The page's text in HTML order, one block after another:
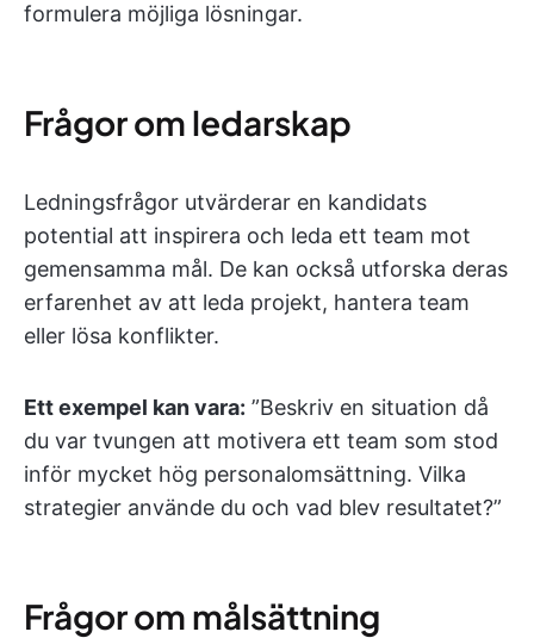
formulera möjliga lösningar.
Frågor om ledarskap
Ledningsfrågor utvärderar en kandidats
potential att inspirera och leda ett team mot
gemensamma mål. De kan också utforska deras
erfarenhet av att leda projekt, hantera team
eller lösa konflikter.
Ett exempel kan vara: ”Beskriv en situation då
du var tvungen att motivera ett team som stod
inför mycket hög personalomsättning. Vilka
strategier använde du och vad blev resultatet?”
Frågor om målsättning